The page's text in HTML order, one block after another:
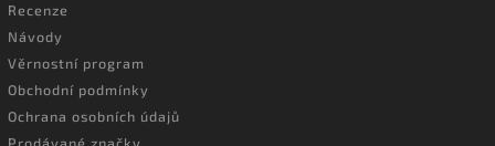
Recenze
Návody
Věrnostní program
Obchodní podmínky
Ochrana osobních údajů
Prodávané značky